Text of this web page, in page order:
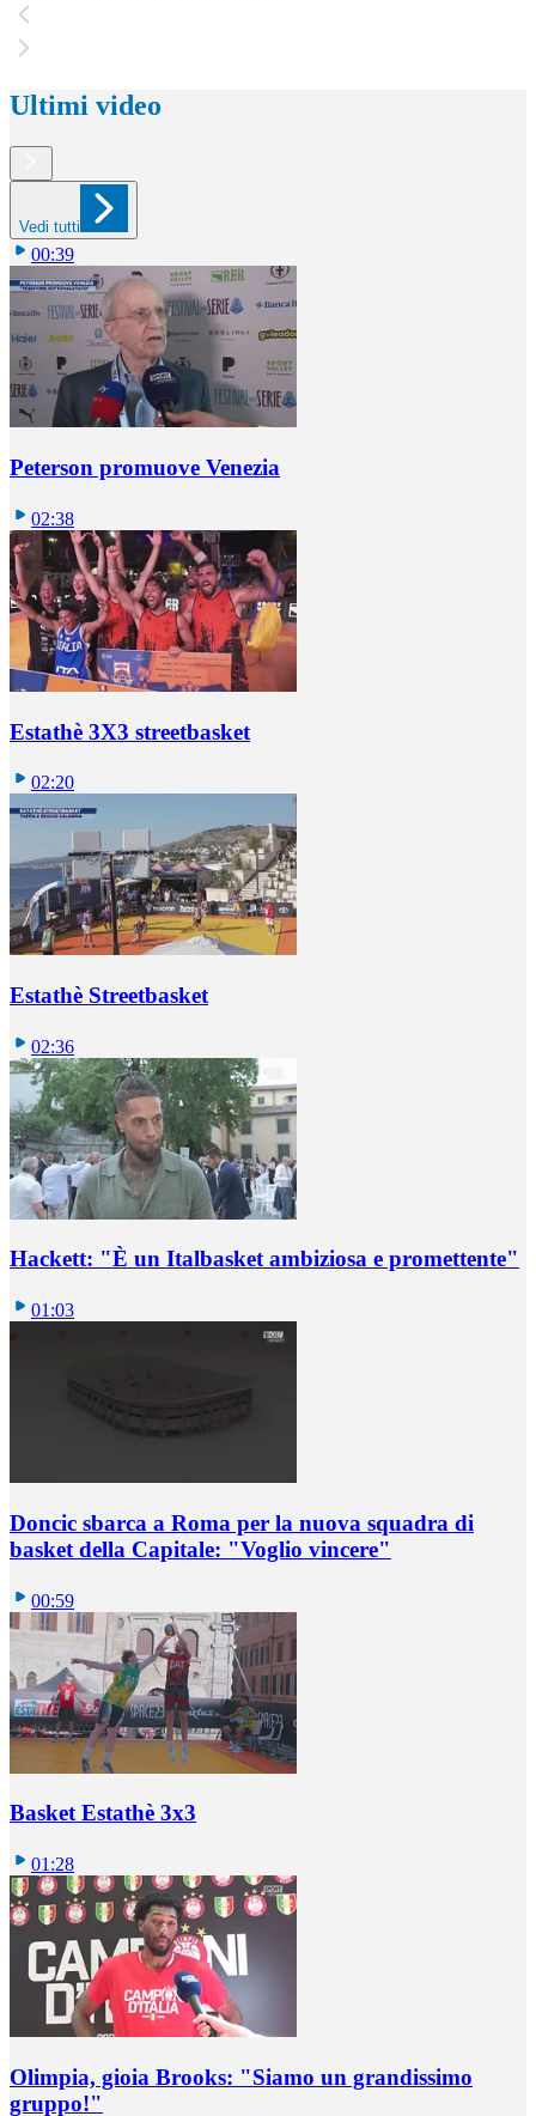
Ultimi video
Vedi tutti
00:39
Peterson promuove Venezia
02:38
Estathè 3X3 streetbasket
02:20
Estathè Streetbasket
02:36
Hackett: "È un Italbasket ambiziosa e promettente"
01:03
Doncic sbarca a Roma per la nuova squadra di
basket della Capitale: "Voglio vincere"
00:59
Basket Estathè 3x3
01:28
Olimpia, gioia Brooks: "Siamo un grandissimo
gruppo!"